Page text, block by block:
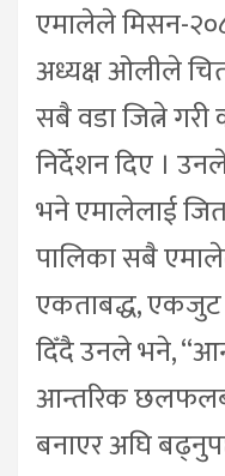
एमालेले मिसन-
अध्यक्ष ओलीले
सबै वडा जित्ने गरी
निर्देशन दिए ।
भने एमालेलाई
पालिका सबै
एकताबद्ध, एकजुट
दिँदै उनले भने,
आन्तरिक
बनाएर अघि